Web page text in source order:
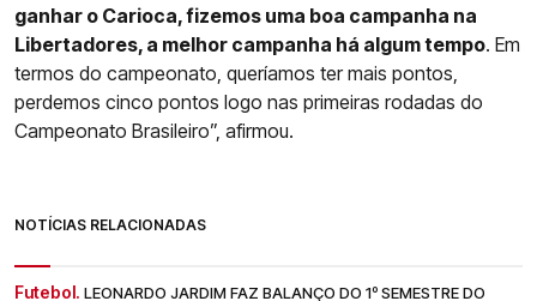
ganhar o Carioca, fizemos uma boa campanha na
Libertadores, a melhor campanha há algum tempo. Em
termos do campeonato, queríamos ter mais pontos,
perdemos cinco pontos logo nas primeiras rodadas do
Campeonato Brasileiro”, afirmou.
NOTÍCIAS RELACIONADAS
Futebol. LEONARDO JARDIM FAZ BALANÇO DO 1º SEMESTRE DO